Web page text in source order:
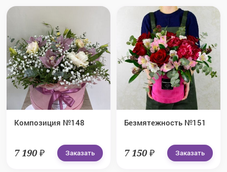
Композиция №148
7 190 ₽ Заказать
Безмятежность №151
7 150 ₽ Заказать